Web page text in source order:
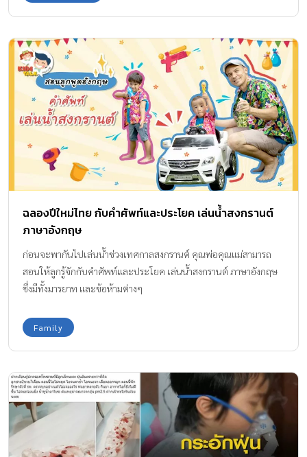
ฉลองปีใหม่ไทย กับคำศัพท์และประโยค เล่นน้ำสงกรานต์
ภาษาอังกฤษ
ก่อนจะพากันไปเล่นน้ำช่วงเทศกาลสงกรานต์ คุณพ่อคุณแม่สามารถ
สอนให้ลูกรู้จักกับคำศัพท์และประโยค เล่นน้ำสงกรานต์ ภาษาอังกฤษ
ซึ่งมีทั้งมารยาท และข้อห้ามต่างๆ
Family